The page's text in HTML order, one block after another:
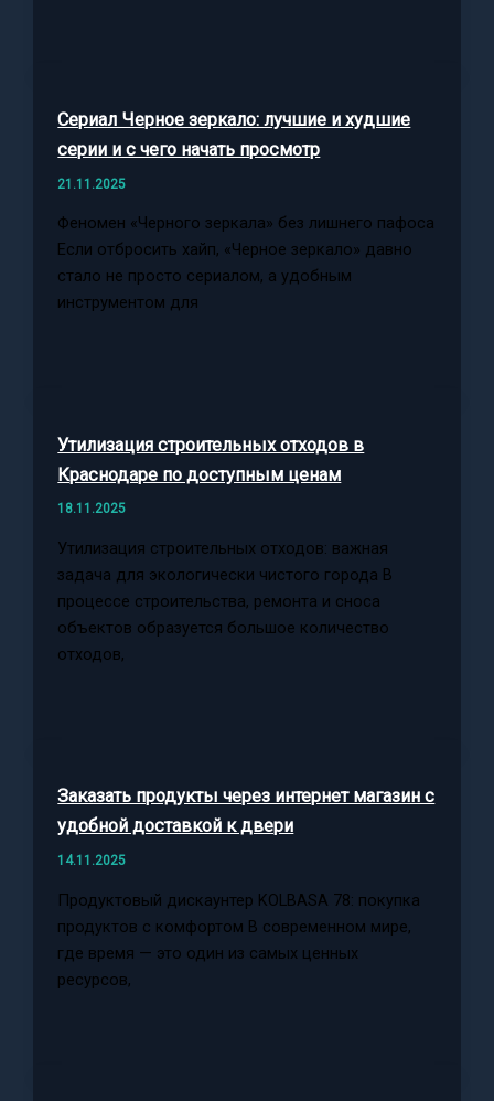
Сериал Черное зеркало: лучшие и худшие
серии и с чего начать просмотр
21.11.2025
Феномен «Черного зеркала» без лишнего пафоса
Если отбросить хайп, «Черное зеркало» давно
стало не просто сериалом, а удобным
инструментом для
Утилизация строительных отходов в
Краснодаре по доступным ценам
18.11.2025
Утилизация строительных отходов: важная
задача для экологически чистого города В
процессе строительства, ремонта и сноса
объектов образуется большое количество
отходов,
Заказать продукты через интернет магазин с
удобной доставкой к двери
14.11.2025
Продуктовый дискаунтер KOLBASA 78: покупка
продуктов с комфортом В современном мире,
где время — это один из самых ценных
ресурсов,